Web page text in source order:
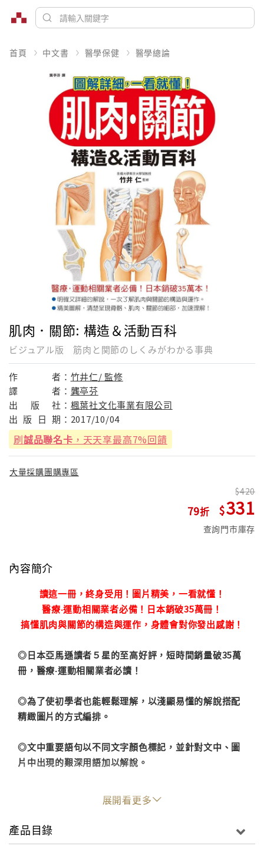
首頁 中文書 醫學保健 醫學總論
肌肉．關節: 構造＆活動百科
ビジュアル版 筋肉と関節のしくみがわかる事典
作 者： 竹井仁/ 監修
譯
者： 龔亭芬
出
版 社： 楓葉社文化事業有限公司
出 版 日 期： 2017/10/04
刷誠品聯名卡 ，天天享最高7%回饋
大量採購團購專區
79
420
331
查詢門市庫存
內容簡介
讀這一冊，終身受用！圖片精美，一看就懂！
醫療‧運動相關業者必備！日本銷破35萬冊！
搞懂肌肉與關節的構造與運作，身體會對你發出感謝！
◎日本亞馬遜讀者５星的至高好評，短時間銷量破35萬
冊，醫療‧運動相關業者必讀！
◎為了使初學者也能輕鬆理解，以淺顯易懂的解說搭配
精緻圖片的方式編排。
◎文中重要語句以不同文字顏色標記，並針對文中、圖
片中出現的艱深用語加以解說。
◎附設「NOTE」專欄，重點整理與章節內容相關的資
訊；表格統整，讓大家一目了然。
全冊由日本首都大學教授監修，
展開看更多
產品目錄